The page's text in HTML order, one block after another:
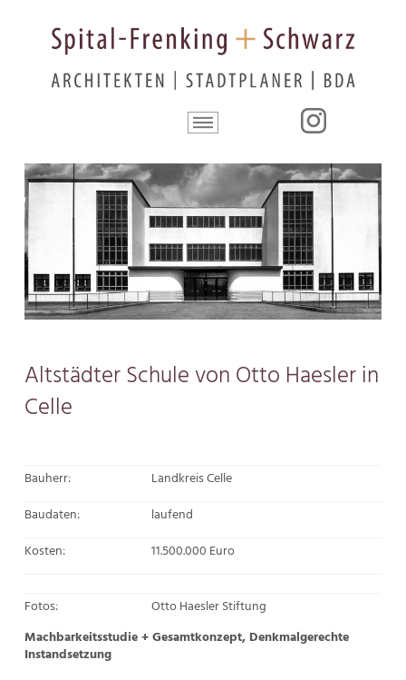
Altstädter Schule von Otto Haesler in
Celle
Bauherr:
Landkreis Celle
Baudaten:
laufend
Kosten:
11.500.000 Euro
Fotos:
Otto Haesler Stiftung
Machbarkeitsstudie + Gesamtkonzept, Denkmalgerechte
Instandsetzung